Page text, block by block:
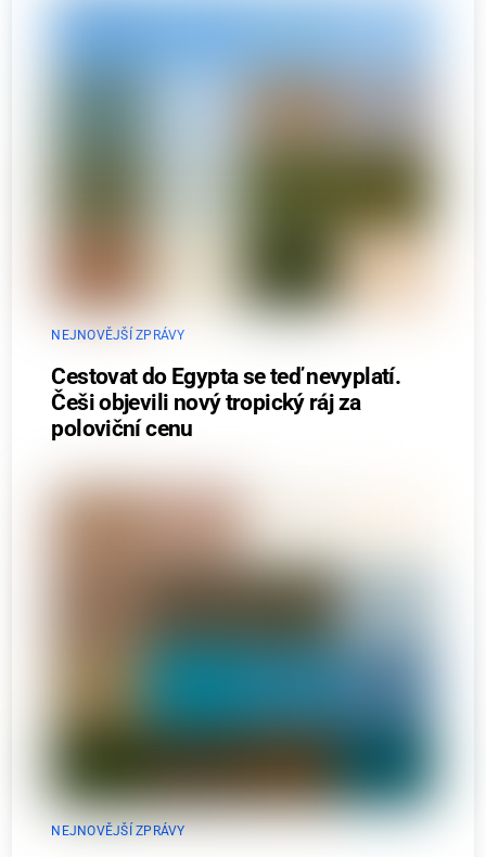
NEJNOVĚJŠÍ ZPRÁVY
Cestovat do Egypta se teď nevyplatí.
Češi objevili nový tropický ráj za
poloviční cenu
NEJNOVĚJŠÍ ZPRÁVY